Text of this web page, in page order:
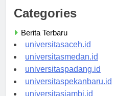
Categories
Berita Terbaru
universitasaceh.id
universitasmedan.id
universitaspadang.id
universitaspekanbaru.id